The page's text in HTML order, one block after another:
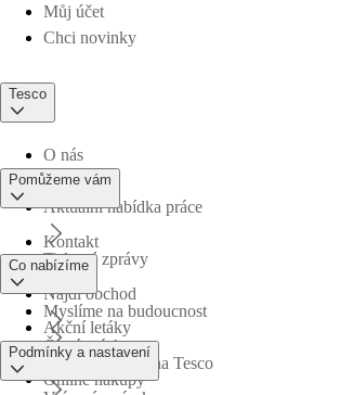
Můj účet
Chci novinky
Tesco
O nás
Aktuální nabídka práce
Tiskové zprávy
Myslíme na budoucnost
Obchodní skupina Tesco
Pomůžeme vám
Kontakt
Najdi obchod
Časté otázky
Co nabízíme
Akční letáky
Online nákupy
Podmínky a nastavení